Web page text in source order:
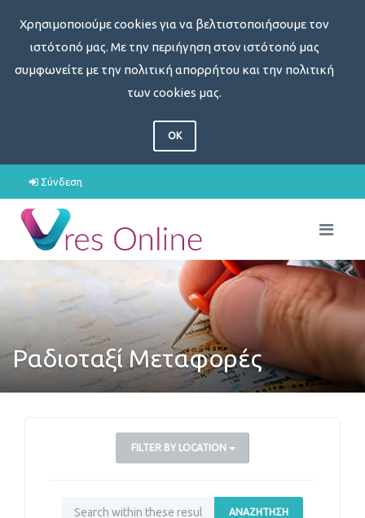
Χρησιμοποιούμε cookies για να βελτιστοποιήσουμε τον
ιστότοπό μας. Με την περιήγηση στον ιστότοπό μας
συμφωνείτε με την πολιτική απορρήτου και την πολιτική
των cookies μας.
OK
Σύνδεση
Ραδιοταξί Μεταφορές
FILTER BY LOCATION
ΑΝΑΖΉΤΗΣΗ